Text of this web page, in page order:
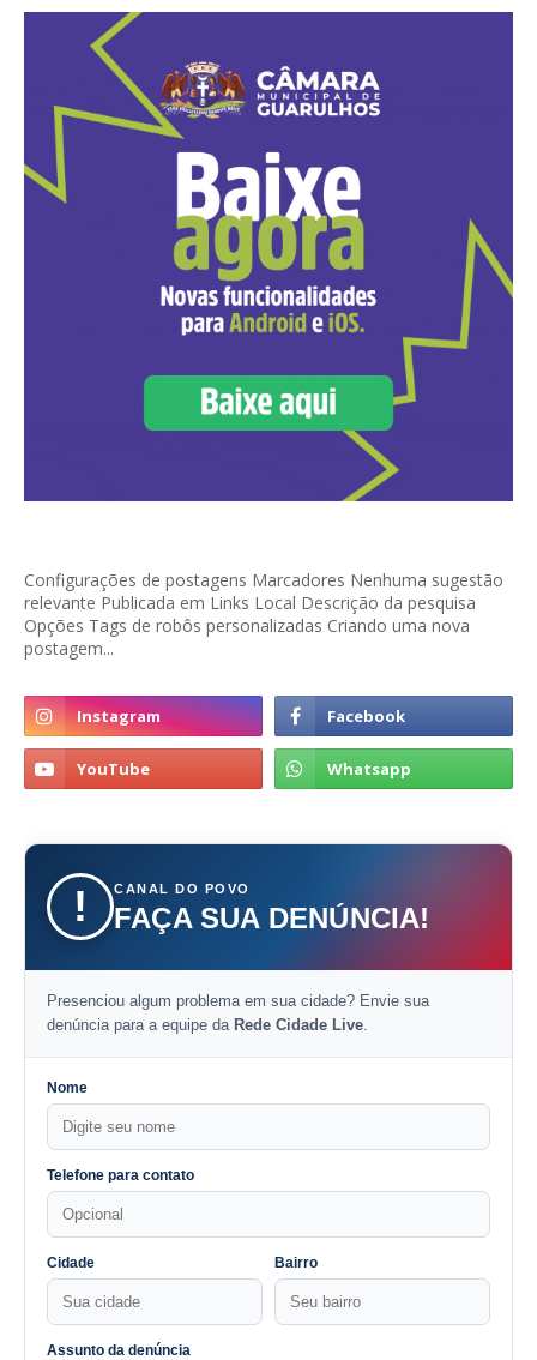
Configurações de postagens Marcadores Nenhuma sugestão
relevante Publicada em Links Local Descrição da pesquisa
Opções Tags de robôs personalizadas Criando uma nova
postagem...
! CANAL DO POVO
FAÇA SUA DENÚNCIA!
Presenciou algum problema em sua cidade? Envie sua
denúncia para a equipe da Rede Cidade Live
Nome
Telefone para contato
Cidade Bairro
Assunto da denúncia